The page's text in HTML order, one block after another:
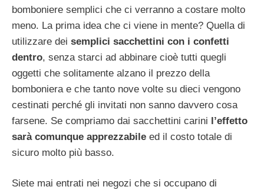
bomboniere semplici che ci verranno a costare molto
meno. La prima idea che ci viene in mente? Quella di
utilizzare dei semplici sacchettini con i confetti
dentro, senza starci ad abbinare cioè tutti quegli
oggetti che solitamente alzano il prezzo della
bomboniera e che tanto nove volte su dieci vengono
cestinati perché gli invitati non sanno davvero cosa
farsene. Se compriamo dai sacchettini carini l’effetto
sarà comunque apprezzabile ed il costo totale di
sicuro molto più basso.
Siete mai entrati nei negozi che si occupano di